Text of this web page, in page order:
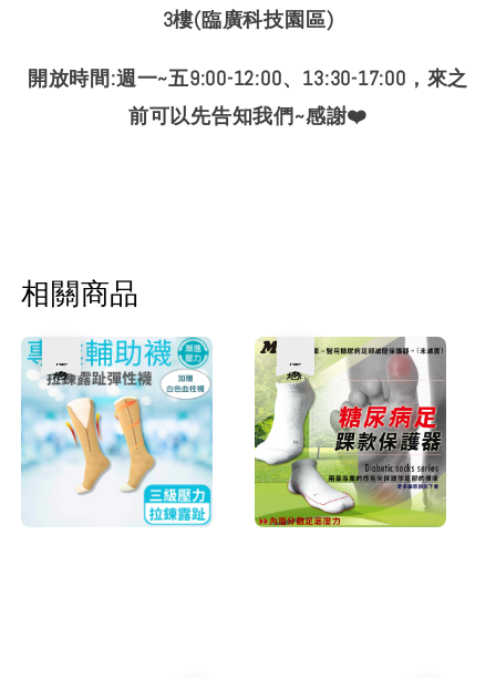
3樓(臨廣科技園區)
開放時間:週一~五9:00-12:00、13:30-17:00，來之
前可以先告知我們~感謝❤️
相關商品